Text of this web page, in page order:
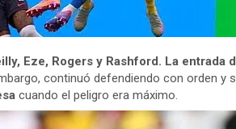
Eze, Rogers y Rashford. La
continuó defendiendo con orden y
cuando el peligro era máximo.